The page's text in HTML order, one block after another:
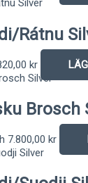
Rátnu
kr
Brosch
7.800,00 kr